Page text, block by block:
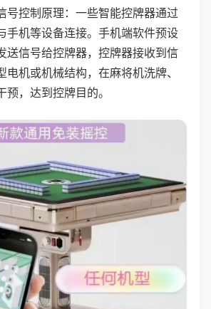
号控制原理：一些智能控牌器通过
手机等设备连接。手机端软件预设
送信号给控牌器，控牌器接收到信
电机或机械结构，在麻将机洗牌、
，达到控牌目的。